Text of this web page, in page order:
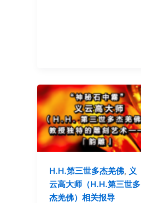
H.H.第三世多杰羌佛, 义
云高大师（H.H.第三世多
杰羌佛）相关报导